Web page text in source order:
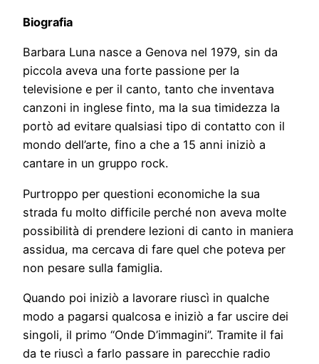
Biografia
Barbara Luna nasce a Genova nel 1979, sin da
piccola aveva una forte passione per la
televisione e per il canto, tanto che inventava
canzoni in inglese finto, ma la sua timidezza la
portò ad evitare qualsiasi tipo di contatto con il
mondo dell’arte, fino a che a 15 anni iniziò a
cantare in un gruppo rock.
Purtroppo per questioni economiche la sua
strada fu molto difficile perché non aveva molte
possibilità di prendere lezioni di canto in maniera
assidua, ma cercava di fare quel che poteva per
non pesare sulla famiglia.
Quando poi iniziò a lavorare riuscì in qualche
modo a pagarsi qualcosa e iniziò a far uscire dei
singoli, il primo “Onde D’immagini”. Tramite il fai
da te riuscì a farlo passare in parecchie radio